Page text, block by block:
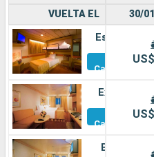
VUELTA EL
Estándar
Camarotes
Exterior
Camarotes
Balcón
30/